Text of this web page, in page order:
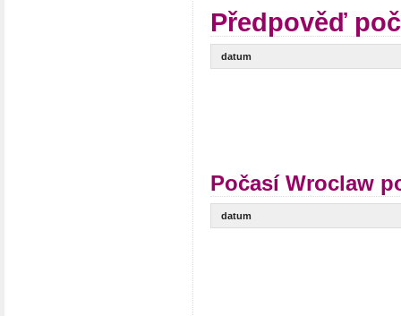
Předpověď
datum
Počasí Wroclaw
datum